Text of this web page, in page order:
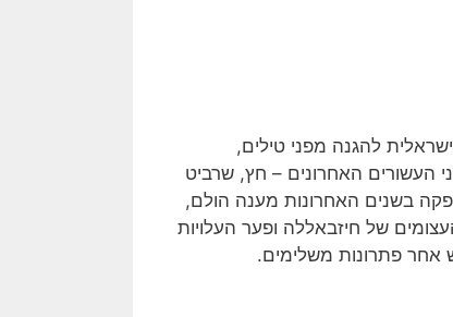
להגנה מפני טילים,
העשורים האחרונים – חץ, שרביט
בשנים האחרונות מענה הולם,
של חיזבאללה ופער העלויות
אחר פתרונות משלימים.